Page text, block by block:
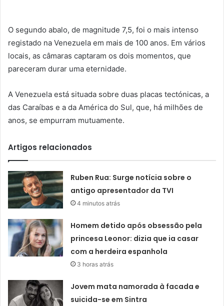
O segundo abalo, de magnitude 7,5, foi o mais intenso
registado na Venezuela em mais de 100 anos. Em vários
locais, as câmaras captaram os dois momentos, que
pareceram durar uma eternidade.
A Venezuela está situada sobre duas placas tectónicas, a
das Caraíbas e a da América do Sul, que, há milhões de
anos, se empurram mutuamente.
Artigos relacionados
Ruben Rua: Surge notícia sobre o
antigo apresentador da TVI
4 minutos atrás
Homem detido após obsessão pela
princesa Leonor: dizia que ia casar
com a herdeira espanhola
3 horas atrás
Jovem mata namorada à facada e
suicida-se em Sintra